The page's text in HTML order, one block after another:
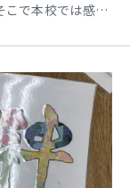
こで本校では感染
しています。 個